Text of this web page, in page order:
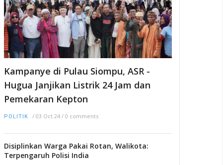
Kampanye di Pulau Siompu, ASR -
Hugua Janjikan Listrik 24 Jam dan
Pemekaran Kepton
POLITIK / 03 Oct 24 / 0 comments
Disiplinkan Warga Pakai Rotan, Walikota:
Terpengaruh Polisi India